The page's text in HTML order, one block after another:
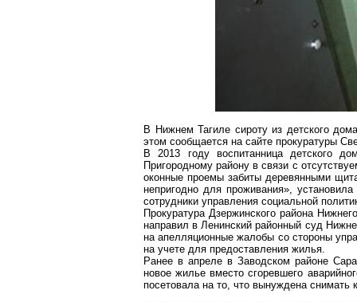
В Нижнем Тагиле сироту из детского
этом сообщается на сайте прокуратуры
В 2013 году воспитанница детского
Пригородному району в связи с
оконные проемы забиты деревянными
непригодно для проживания»,
сотрудники управления социальной
Прокуратура Дзержинского района
направил в Ленинский районный суд
на апелляционные жалобы со стороны
на учете для предоставления жилья.
Ранее в апреле в Заводском районе
новое жилье вместо сгоревшего
посетовала на то, что вынуждена снимать